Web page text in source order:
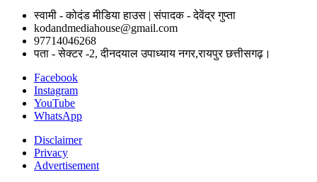
स्वामी - कोदंड मीडिया हाउस | संपादक - देवेंद्र गुप्ता
kodandmediahouse@gmail.com
97714046268
पता - सेक्टर -2, दीनदयाल उपाध्याय नगर,रायपुर छत्तीसगढ़।
Facebook
Instagram
YouTube
WhatsApp
Disclaimer
Privacy
Advertisement